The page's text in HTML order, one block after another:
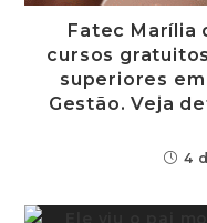
Fatec Marília
cursos
superiores
Gestão. Veja
4